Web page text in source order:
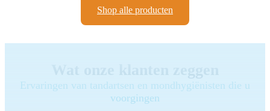
Shop alle producten
Ervaringen van tandartsen en mondhygiënisten die u
voorgingen